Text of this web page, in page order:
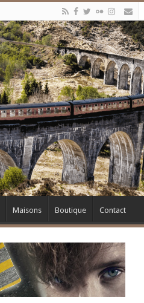
Maisons Boutique Contact